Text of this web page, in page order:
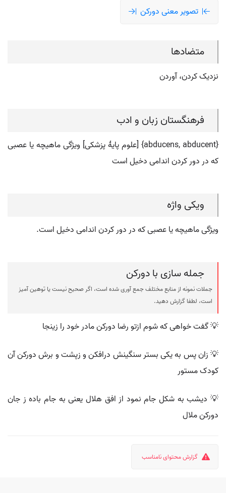
تصویر معنی دورکن
متضادها
نزدیک کردن، آوردن
فرهنگستان زبان و ادب
{abducens, abducent} [علوم پایۀ پزشکی] ویژگی ماهیچه یا عصبی
که در دور کردن اندامی دخیل است
ویکی واژه
ویژگی ماهیچه یا عصبی که در دور کردن اندامی دخیل است.
جمله سازی با دورکن
جملات نمونه از منابع مختلف جمع آوری شده است، اگر صحیح نیست یا توهین آمیز
است، لطفا گزارش دهید.
💡 گفت خواهی که شوم ازتو رضا دورکن مادر خود را ز‌ینجا
💡 زان پس به یکی بستر سنگینش درافکن و زپشت و برش دورکن آن
کودک مستور
💡 دیشب به شکل جام نمود از افق هلال یعنی به جام باده ز جان
دورکن ملال
گزارش محتوای نامناسب